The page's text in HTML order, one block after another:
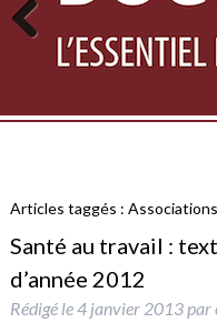
Previous
Articles taggés :
Santé au travail :
d’année 2012
Rédigé le4 janvier 2013par